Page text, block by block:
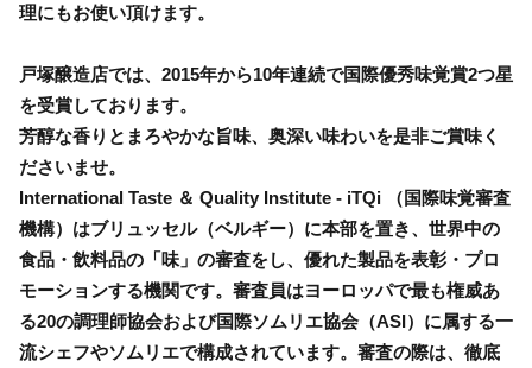
理にもお使い頂けます。
戸塚醸造店では、2015年から10年連続で国際優秀味覚賞2つ星
を受賞しております。
芳醇な香りとまろやかな旨味、奥深い味わいを是非ご賞味く
ださいませ。
International Taste ＆ Quality Institute - iTQi （国際味覚審査
機構）はブリュッセル（ベルギー）に本部を置き、世界中の
食品・飲料品の「味」の審査をし、優れた製品を表彰・プロ
モーションする機関です。審査員はヨーロッパで最も権威あ
る20の調理師協会および国際ソムリエ協会（ASI）に属する一
流シェフやソムリエで構成されています。審査の際は、徹底